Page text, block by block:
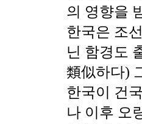
의 영향을
한국은 조
닌 함경도
類似하다)
한국이 건
나 이후 오